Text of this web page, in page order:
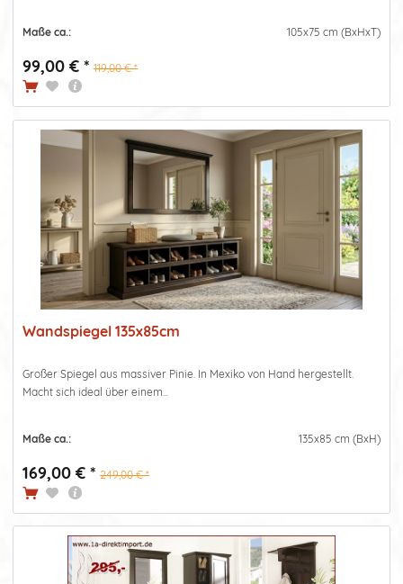
Maße ca.: 105x75 cm (BxHxT)
99,00 € * 119,00 € *
Wandspiegel 135x85cm
Großer Spiegel aus massiver Pinie. In Mexiko von Hand hergestellt.
Macht sich ideal über einem...
Maße ca.: 135x85 cm (BxH)
169,00 € * 249,00 € *